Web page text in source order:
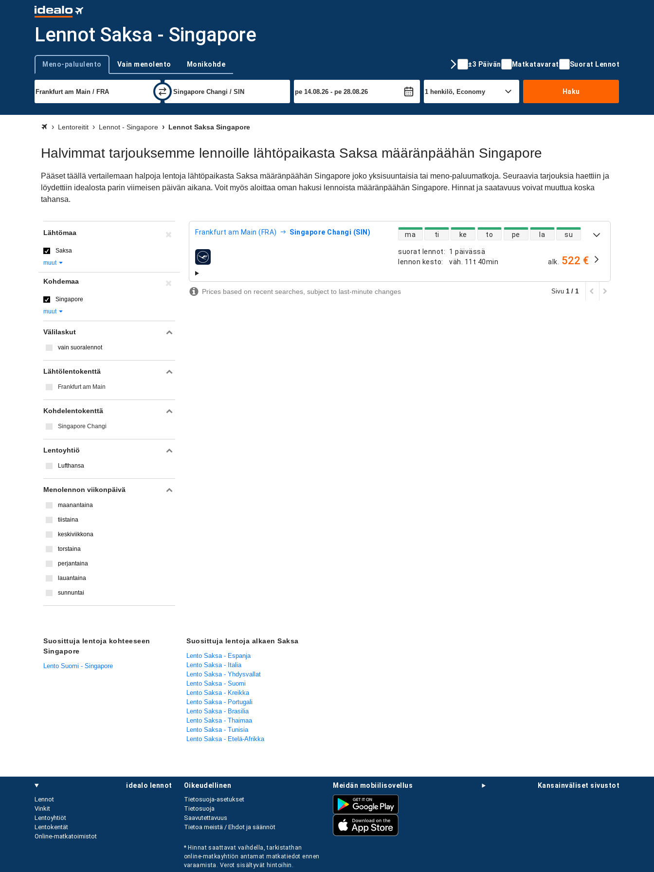
Lennot Saksa - Singapore
Trip type
Meno-paluulento Vain menolento Monikohde ±3 Päivän Matkatavarat Suorat Lennot
Haku
Lentoreitit Lennot - Singapore Lennot Saksa Singapore
Halvimmat tarjouksemme lennoille lähtöpaikasta Saksa määränpäähän Singapore
Pääset täällä vertailemaan halpoja lentoja lähtöpaikasta Saksa määränpäähän Singapore joko yksisuuntaisia tai meno-paluumatkoja. Seuraavia tarjouksia haettiin ja
löydettiin idealosta parin viimeisen päivän aikana. Voit myös aloittaa oman hakusi lennoista määränpäähän Singapore. Hinnat ja saatavuus voivat muuttua koska
tahansa.
Frankfurt am Main (FRA) Singapore Changi (SIN)
suorat lennot:
1 päivässä
lennon kesto: väh. 11t 40min
suorien lentojen saatavuus
ma ti ke to pe la su
lentoyhtiöt alk. 522 €
Prices based on recent searches, subject to last-minute changes Sivu 1 / 1
Lähtömaa
Saksa
muut
Kohdemaa
Singapore
muut
Välilaskut
vain suoralennot
Lähtölentokenttä
Frankfurt am Main
Kohdelentokenttä
Singapore Changi
Lentoyhtiö
Lufthansa
Menolennon viikonpäivä
maanantaina
tiistaina
keskiviikkona
torstaina
perjantaina
lauantaina
sunnuntai
Suosittuja lentoja kohteeseen
Singapore
Lento Suomi - Singapore
Suosittuja lentoja alkaen Saksa
Lento Saksa - Espanja
Lento Saksa - Italia
Lento Saksa - Yhdysvallat
Lento Saksa - Suomi
Lento Saksa - Kreikka
Lento Saksa - Portugali
Lento Saksa - Brasilia
Lento Saksa - Thaimaa
Lento Saksa - Tunisia
Lento Saksa - Etelä-Afrikka
idealo lennot
Lennot
Vinkit
Lentoyhtiöt
Lentokentät
Online-matkatoimistot
kansainväliset sivustot
meidän mobiilisovellus
oikeudellinen
Tietosuoja-asetukset
Tietosuoja
Saavutettavuus
Tietoa meistä / Ehdot ja säännöt
* Hinnat saattavat vaihdella, tarkistathan
online-matkayhtiön antamat matkatiedot ennen
varaamista. Verot sisältyvät hintoihin.